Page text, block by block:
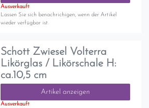
Ausverkauft
Lassen Sie sich benachrichigen, wenn der Artikel
wieder verfügbar ist.
Schott Zwiesel Volterra
Likörglas / Likörschale H:
ca.10,5 cm
Artikel anzeigen
Ausverkauft